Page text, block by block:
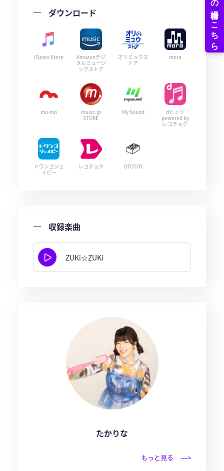
ダウンロード
iTunes Store
Amazonデジ
タルミュージ
ックストア
オリミュウス
トア
mora
mu-mo
music.jp
STORE
My Sound
dヒッツ
powered by
レコチョク
ドワンゴジェ
イピー
レコチョク OTOTOY
収録楽曲
ZUKi☆ZUKi
たかりな
もっと見る